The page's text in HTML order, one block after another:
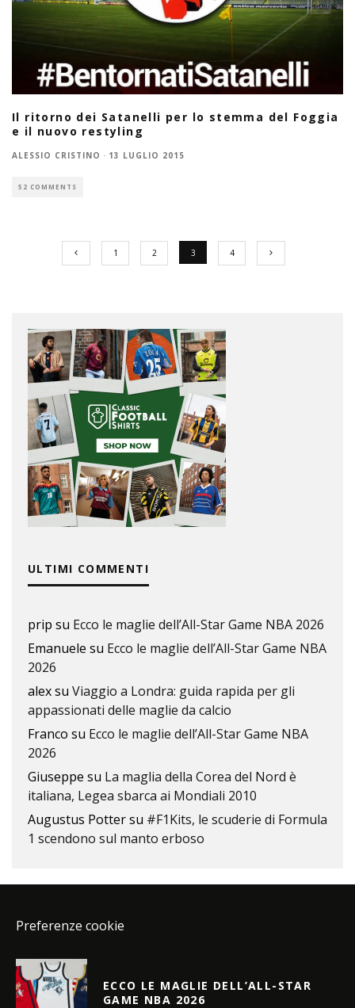
Il ritorno dei Satanelli per lo stemma del Foggia
e il nuovo restyling
ALESSIO CRISTINO · 13 LUGLIO 2015
52 COMMENTS
1 2 3 4
ULTIMI COMMENTI
prip su Ecco le maglie dell’All-Star Game NBA 2026
Emanuele su Ecco le maglie dell’All-Star Game NBA
2026
alexsu Viaggio a Londra: guida rapida per gli
appassionati delle maglie da calcio
Franco su Ecco le maglie dell’All-Star Game NBA
2026
Giuseppe su La maglia della Corea del Nord è
italiana, Legea sbarca ai Mondiali 2010
Augustus Pottersu #F1Kits, le scuderie di Formula
1 scendono sul manto erboso
Preferenze cookie
ECCO LE MAGLIE DELL’ALL-STAR
GAME NBA 2026